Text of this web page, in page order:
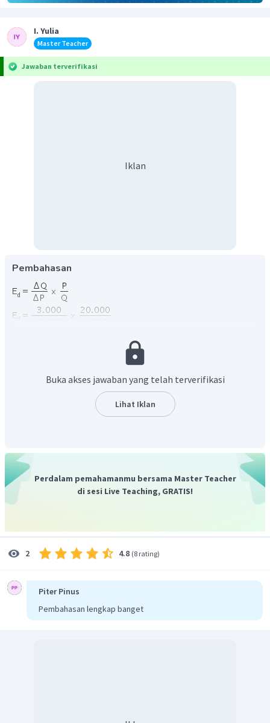
I. Yulia
Master Teacher
Jawaban terverifikasi
Iklan
Pembahasan
Buka akses jawaban yang telah terverifikasi
Lihat Iklan
Perdalam pemahamanmu bersama Master Teacher
di sesi Live Teaching, GRATIS!
2 4.8 (8 rating)
Piter Pinus
Pembahasan lengkap banget